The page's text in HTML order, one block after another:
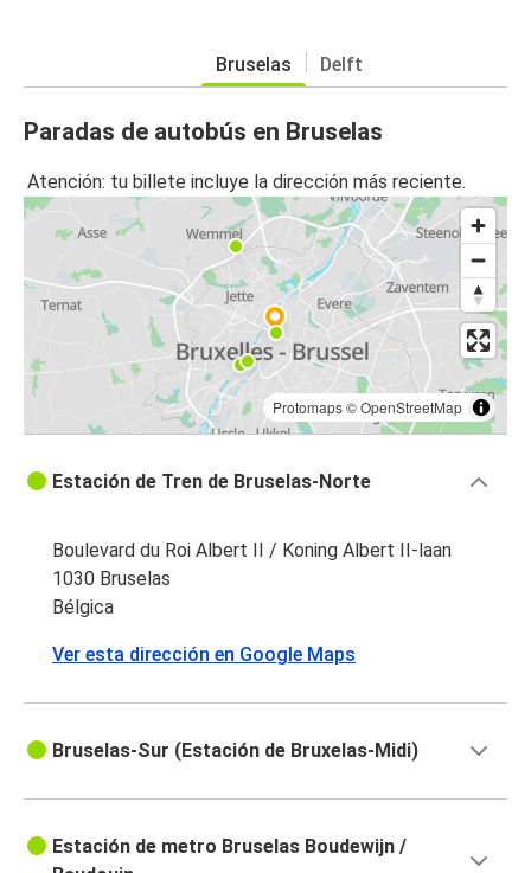
Bruselas Delft
Paradas de autobús en Bruselas
Atención: tu billete incluye la dirección más reciente.
Protomaps©OpenStreetMap
Estación de Tren de Bruselas-Norte
Boulevard du Roi Albert II / Koning Albert II-laan
1030 Bruselas
Bélgica
Ver esta dirección en Google Maps
Bruselas-Sur (Estación de Bruxelas-Midi)
Estación de metro Bruselas Boudewijn /